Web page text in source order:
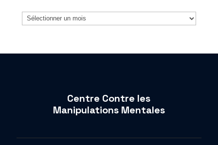
Archives
Centre Contre les
Manipulations Mentales